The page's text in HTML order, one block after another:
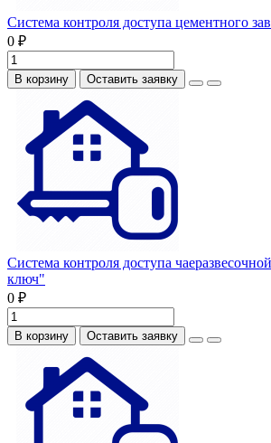
Система контроля доступа цементного
0 ₽
В корзину Оставить заявку
Система контроля доступа
ключ"
0 ₽
В корзину Оставить заявку